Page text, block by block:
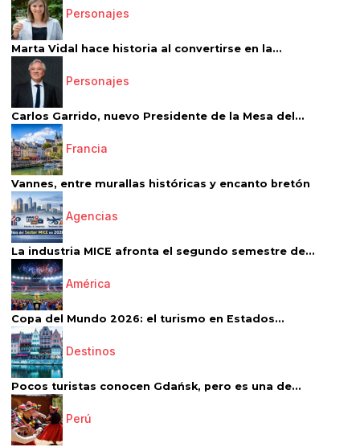
Personajes
Marta Vidal hace historia al convertirse en la...
Personajes
Carlos Garrido, nuevo Presidente de la Mesa del...
Francia
Vannes, entre murallas históricas y encanto bretón
Agencias
La industria MICE afronta el segundo semestre de...
América
Copa del Mundo 2026: el turismo en Estados...
Destinos
Pocos turistas conocen Gdańsk, pero es una de...
Perú